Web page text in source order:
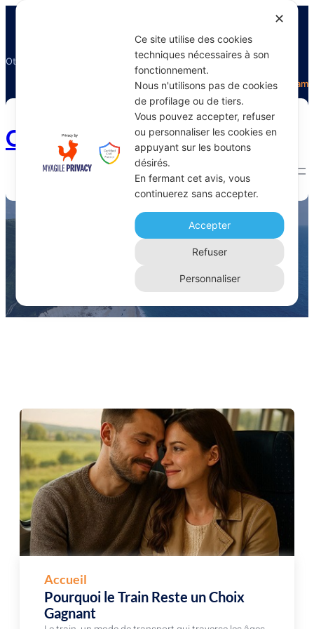
Otectours, le spécialiste du voyage
FacebookTwitterInstagram
Otectours.com
facilité embarquement train
Home
Accueil
Pourquoi le Train Reste un Choix
Gagnant
✕
Ce site utilise des cookies
techniques nécessaires à son
fonctionnement.
Nous n'utilisons pas de cookies
de profilage ou de tiers.
Vous pouvez accepter, refuser
ou personnaliser les cookies en
appuyant sur les boutons
désirés.
En fermant cet avis, vous
continuerez sans accepter.
Accepter
Refuser
Personnaliser